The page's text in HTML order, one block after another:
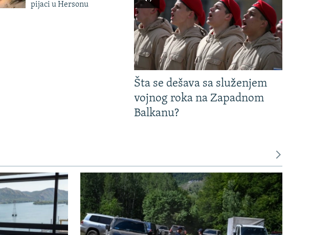
pijaci u Hersonu
Šta se dešava sa služenjem
vojnog roka na Zapadnom
Balkanu?